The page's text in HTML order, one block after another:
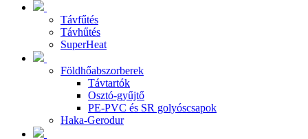
Távfűtés
Távhűtés
SuperHeat
Földhőabszorberek
Távtartók
Osztó-gyűjtő
PE-PVC és SR golyóscsapok
Haka-Gerodur